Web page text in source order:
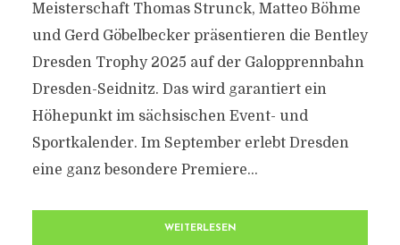
Meisterschaft Thomas Strunck, Matteo Böhme
und Gerd Göbelbecker präsentieren die Bentley
Dresden Trophy 2025 auf der Galopprennbahn
Dresden-Seidnitz. Das wird garantiert ein
Höhepunkt im sächsischen Event- und
Sportkalender. Im September erlebt Dresden
eine ganz besondere Premiere...
WEITERLESEN